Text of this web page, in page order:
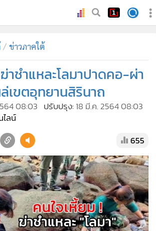
being
ข่าวภาคใต้
าชำแหละโลมาปาดคอ-ผ่า
เขตอุทยานสิรินาถ
08:03 ปรับปรุง: 18 มี.ค. 2564 08:03
ลน์
655